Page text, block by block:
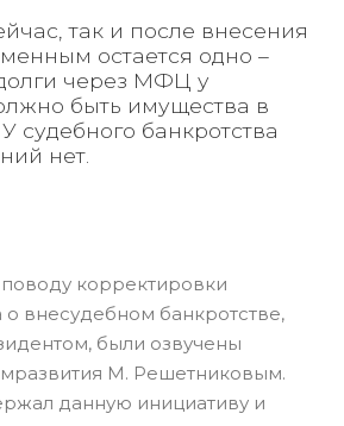
так и после внесения
остается одно –
через МФЦ у
быть имущества в
судебного банкротства
нет.
корректировки
о внесудебном банкротстве,
были озвучены
М. Решетниковым.
данную инициативу и